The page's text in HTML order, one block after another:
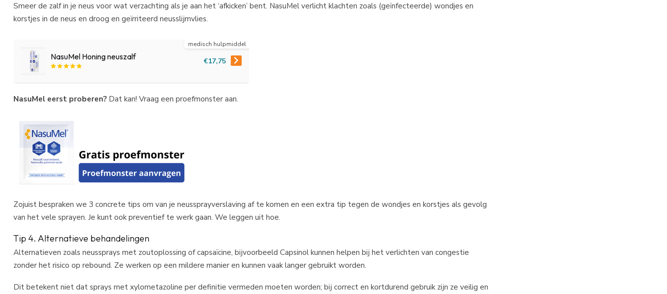
Smeer de zalf in je neus voor wat verzachting als je aan het ‘afkicken’ bent. NasuMel verlicht klachten zoals (geïnfecteerde) wondjes en
korstjes in de neus en droog en geïrriteerd neusslijmvlies.
NasuMel Honing neuszalf
medisch hulpmiddel
€17,75
NasuMel eerst proberen? Dat kan! Vraag een proefmonster aan.
Zojuist bespraken we 3 concrete tips om van je neussprayverslaving af te komen en een extra tip tegen de wondjes en korstjes als gevolg
van het vele sprayen. Je kunt ook preventief te werk gaan. We leggen uit hoe.
Tip 4. Alternatieve behandelingen
Alternatieven zoals neussprays met zoutoplossing of capsaïcine, bijvoorbeeld Capsinol kunnen helpen bij het verlichten van congestie
zonder het risico op rebound. Ze werken op een mildere manier en kunnen vaak langer gebruikt worden.
Dit betekent niet dat sprays met xylometazoline per definitie vermeden moeten worden; bij correct en kortdurend gebruik zijn ze veilig en